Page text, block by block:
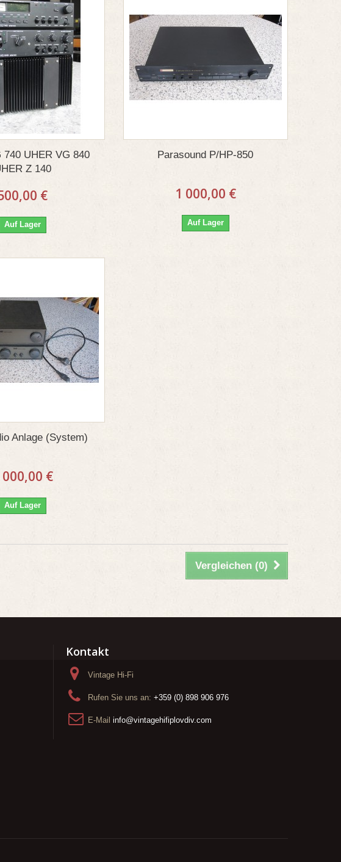
740 UHER VG 840
Z 140
€
Auf Lager
Parasound P/HP-850
1 000,00 €
Auf Lager
Anlage (System)
000,00 €
Auf Lager
Vergleichen (0)
Kontakt
Vintage Hi-Fi
Rufen Sie uns an: +359 (0) 898 906 976
E-Mail info@vintagehifiplovdiv.com